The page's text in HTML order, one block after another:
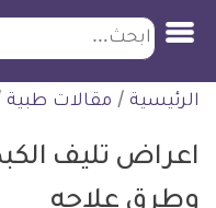
التخطي
للمحتوى
ابحث
الرئيسية / مقالات طبية
اعراض تليف